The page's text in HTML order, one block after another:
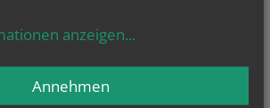
Datenverarbeitungzu.
anzeigen...
Annehmen